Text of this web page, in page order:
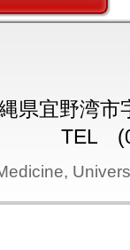
県宜野湾市
TEL